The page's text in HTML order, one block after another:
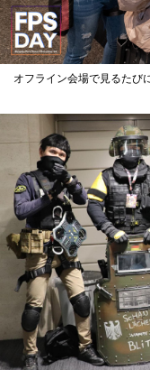
オフライン会場で見るたび